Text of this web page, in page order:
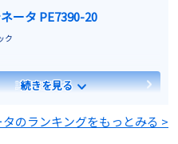
見積もりする
ータ PE7390-20
ク
詳細を見る
見積もりする
続きを見る
のランキングをもっとみる >